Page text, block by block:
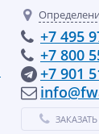
+7 495
+7 800
+7 901